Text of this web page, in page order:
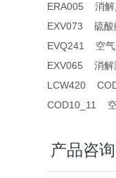
ERA005 消解
EXV073 硫酸
EVQ241 空
EXV065 消
LCW420
COD10_11 空
产品咨询